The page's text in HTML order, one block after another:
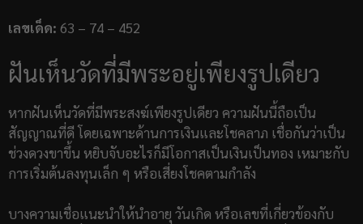
เลขเด็ด: 63 – 74 – 452
ฝันเห็นวัดที่มีพระอยู่เพียงรูปเดียว
หากฝันเห็นวัดที่มีพระสงฆ์เพียงรูปเดียว ความฝันนี้ถือเป็น
สัญญาณที่ดี โดยเฉพาะด้านการเงินและโชคลาภ เชื่อกันว่าเป็น
ช่วงดวงขาขึ้น หยิบจับอะไรก็มีโอกาสเป็นเงินเป็นทอง เหมาะกับ
การเริ่มต้นลงทุนเล็ก ๆ หรือเสี่ยงโชคตามกำลัง
บางความเชื่อแนะนำให้นำอายุ วันเกิด หรือเลขที่เกี่ยวข้องกับ